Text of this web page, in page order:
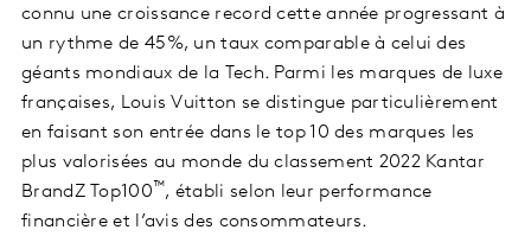
connu une croissance record cette année progressant à
un rythme de 45%, un taux comparable à celui des
géants mondiaux de la Tech. Parmi les marques de luxe
françaises, Louis Vuitton se distingue particulièrement
en faisant son entrée dans le top 10 des marques les
plus valorisées au monde du classement 2022 Kantar
BrandZ Top100™, établi selon leur performance
financière et l’avis des consommateurs.